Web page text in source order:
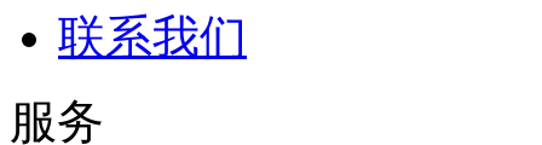
联系我们
服务